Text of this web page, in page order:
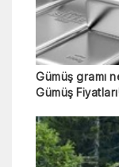
Gümüş gramı
Gümüş